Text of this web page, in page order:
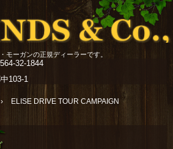
モーガンの正規ディーラーです。
32-1844
103-1
› ELISE DRIVE TOUR CAMPAIGN